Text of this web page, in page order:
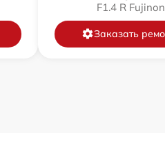
F1.4 R Fujinon
Заказать